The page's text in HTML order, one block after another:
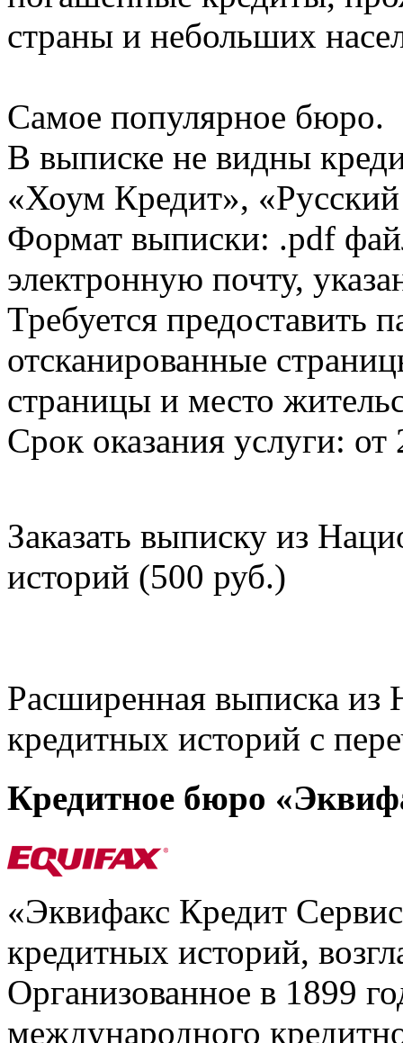
страны и небольших
Самое популярное бюро.
В выписке не видны
«Хоум Кредит»,
Формат выписки: .pdf
электронную почту,
Требуется предоставить
отсканированные
страницы и место
Срок оказания услуги: от
Заказать выписку из
историй (500 руб.)
Расширенная выписка из
кредитных историй с
Кредитное бюро
«Эквифакс Кредит
кредитных историй,
Организованное в 1899
международного